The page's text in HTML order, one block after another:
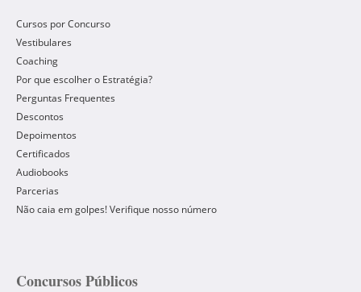
Cursos por Concurso
Vestibulares
Coaching
Por que escolher o Estratégia?
Perguntas Frequentes
Descontos
Depoimentos
Certificados
Audiobooks
Parcerias
Não caia em golpes! Verifique nosso número
Concursos Públicos